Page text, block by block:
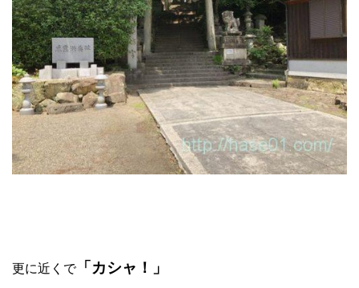
更に近くで「カシャ！」